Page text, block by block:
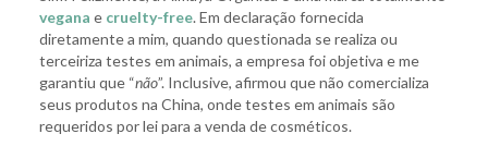
vegana e cruelty-free. Em declaração fornecida
diretamente a mim, quando questionada se realiza ou
terceiriza testes em animais, a empresa foi objetiva e me
garantiu que “não”. Inclusive, afirmou que não comercializa
seus produtos na China, onde testes em animais são
requeridos por lei para a venda de cosméticos.